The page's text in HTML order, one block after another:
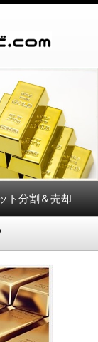
ト分割＆売却